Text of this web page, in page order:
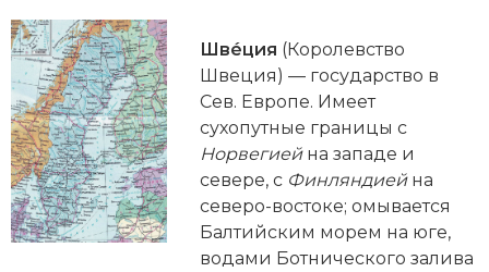
Африка
Ближний Восток
Византия
Военная история
Генеалогия, геральдика
Государство и право
История Первобытного общества
История Средних веков
Новая история
Новейшая история
Й К Л М Н О П Р С
У Ф Х Ч Ш Щ Ы
Ю Я
Швéция (Королевство
Швеция) — государство в
Сев. Европе. Имеет
сухопутные границы с
Норвегиейна западе и
севере, с Финляндиейна
северо-востоке; омывается
Балтийским морем на юге,
водами Ботнического залива